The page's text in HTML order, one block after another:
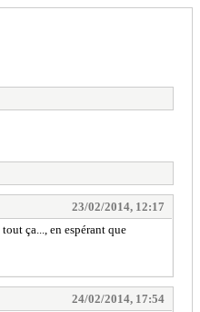
23/02/2014, 12:17
ça..., en espérant que
24/02/2014, 17:54